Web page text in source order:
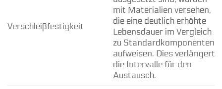
Verschleißfestigkeit
mit Materialien versehen,
die eine deutlich erhöhte
Lebensdauer im Vergleich
zu Standardkomponenten
aufweisen. Dies verlängert
die Intervalle für den
Austausch.